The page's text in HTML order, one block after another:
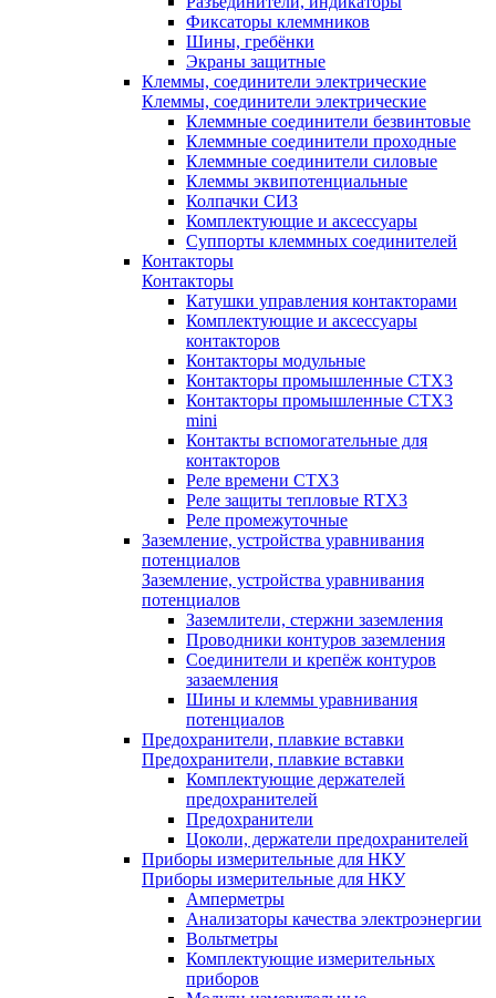
Фиксаторы клеммников
Шины, гребёнки
Экраны защитные
Клеммы, соединители электрические
Клеммы, соединители электрические
Клеммные соединители безвинтовые
Клеммные соединители проходные
Клеммные соединители силовые
Клеммы эквипотенциальные
Колпачки СИЗ
Комплектующие и аксессуары
Суппорты клеммных соединителей
Контакторы
Контакторы
Катушки управления контакторами
Комплектующие и аксессуары
контакторов
Контакторы модульные
Контакторы промышленные CTX3
Контакторы промышленные CTX3
mini
Контакты вспомогательные для
контакторов
Реле времени CTX3
Реле защиты тепловые RTX3
Реле промежуточные
Заземление, устройства уравнивания
потенциалов
Заземление, устройства уравнивания
потенциалов
Заземлители, стержни заземления
Проводники контуров заземления
Соединители и крепёж контуров
зазаемления
Шины и клеммы уравнивания
потенциалов
Предохранители, плавкие вставки
Предохранители, плавкие вставки
Комплектующие держателей
предохранителей
Предохранители
Цоколи, держатели предохранителей
Приборы измерительные для НКУ
Приборы измерительные для НКУ
Амперметры
Анализаторы качества электроэнергии
Вольтметры
Комплектующие измерительных
приборов